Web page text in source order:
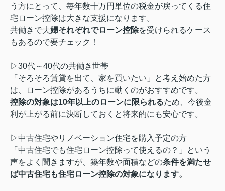
う方にとって、毎年数十万円単位の税金が戻ってくる住
宅ローン控除は大きな支援になります。
共働きで夫婦それぞれでローン控除を受けられるケース
もあるので要チェック！
▷30代～40代の共働き世帯
「そろそろ賃貸を出て、家を買いたい」と考え始めた方
は、ローン控除があるうちに動くのがおすすめです。
控除の対象は10年以上のローンに限られるため、今後金
利が上がる前に決断しておくと将来的にも安心です。
▷中古住宅やリノベーション住宅を購入予定の方
「中古住宅でも住宅ローン控除って使えるの？」という
声をよく聞きますが、築年数や面積などの条件を満たせ
ば中古住宅も住宅ローン控除の対象になります。